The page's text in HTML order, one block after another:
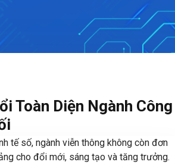
Toàn Diện Ngành Công
tế số, ngành viễn thông không còn đơn
cho đổi mới, sáng tạo và tăng trưởng.